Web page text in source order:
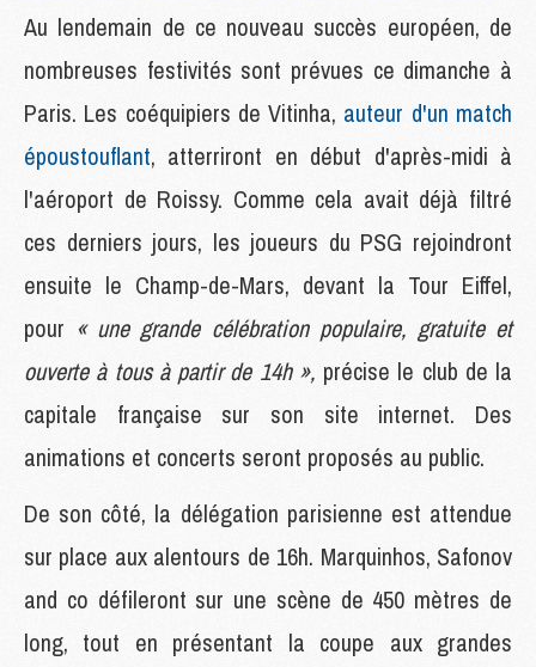
Au lendemain de ce nouveau succès européen, de
nombreuses festivités sont prévues ce dimanche à
Paris. Les coéquipiers de Vitinha, auteur d'un match
époustouflant, atterriront en début d'après-midi à
l'aéroport de Roissy. Comme cela avait déjà filtré
ces derniers jours, les joueurs du PSG rejoindront
ensuite le Champ-de-Mars, devant la Tour Eiffel,
pour « une grande célébration populaire, gratuite et
ouverte à tous à partir de 14h », précise le club de la
capitale française sur son site internet. Des
animations et concerts seront proposés au public.
De son côté, la délégation parisienne est attendue
sur place aux alentours de 16h. Marquinhos, Safonov
and co défileront sur une scène de 450 mètres de
long, tout en présentant la coupe aux grandes